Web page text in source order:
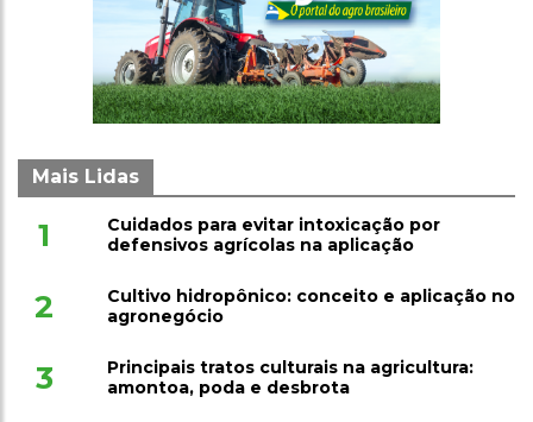
Mais Lidas
1
Cuidados para evitar intoxicação por
defensivos agrícolas na aplicação
2
Cultivo hidropônico: conceito e aplicação no
agronegócio
3
Principais tratos culturais na agricultura:
amontoa, poda e desbrota